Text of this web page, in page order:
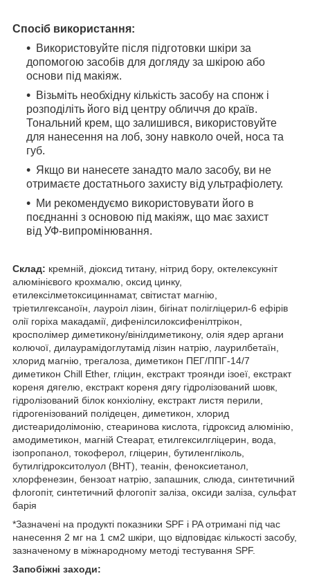
Спосіб використання:
Використовуйте після підготовки шкіри за
допомогою засобів для догляду за шкірою або
основи під макіяж.
Візьміть необхідну кількість засобу на спонж і
розподіліть його від центру обличчя до країв.
Тональний крем, що залишився, використовуйте
для нанесення на лоб, зону навколо очей, носа та
губ.
Якщо ви нанесете занадто мало засобу, ви не
отримаєте достатнього захисту від ультрафіолету.
Ми рекомендуємо використовувати його в
поєднанні з основою під макіяж, що має захист
від УФ-випромінювання.
Склад: кремній, діоксид титану, нітрид бору, октелексукніт
алюмінієвого крохмалю, оксид цинку,
етилексілметоксициннамат, світистат магнію,
тріетилгексаноїн, лауроіл лізин, бігінат полігліцерил-6 ефірів
олії горіха макадамії, дифенілсилоксифенілтрікон,
кросполімер диметикону/вінілдиметикону, олія ядер аргани
колючої, дилаурамідоглутамід лізин натрію, лаурилбетаїн,
хлорид магнію, трегалоза, диметикон ПЕГ/ППГ-14/7
диметикон Chill Ether, гліцин, екстракт троянди ізоеї, екстракт
кореня дягелю, екстракт кореня дягу гідролізований шовк,
гідролізований білок конхіоліну, екстракт листя перили,
гідрогенізований полідецен, диметикон, хлорид
дистеаридолімонію, стеаринова кислота, гідроксид алюмінію,
амодиметикон, магній Стеарат, етилгексилгліцерин, вода,
ізопропанол, токоферол, гліцерин, бутиленгліколь,
бутилгідрокситолуол (BHT), теанін, феноксиетанол,
хлорфенезин, бензоат натрію, запашник, слюда, синтетичний
флогопіт, синтетичний флогопіт заліза, оксиди заліза, сульфат
барія
*Зазначені на продукті показники SPF і PA отримані під час
нанесення 2 мг на 1 см2 шкіри, що відповідає кількості засобу,
зазначеному в міжнародному методі тестування SPF.
Запобіжні заходи: